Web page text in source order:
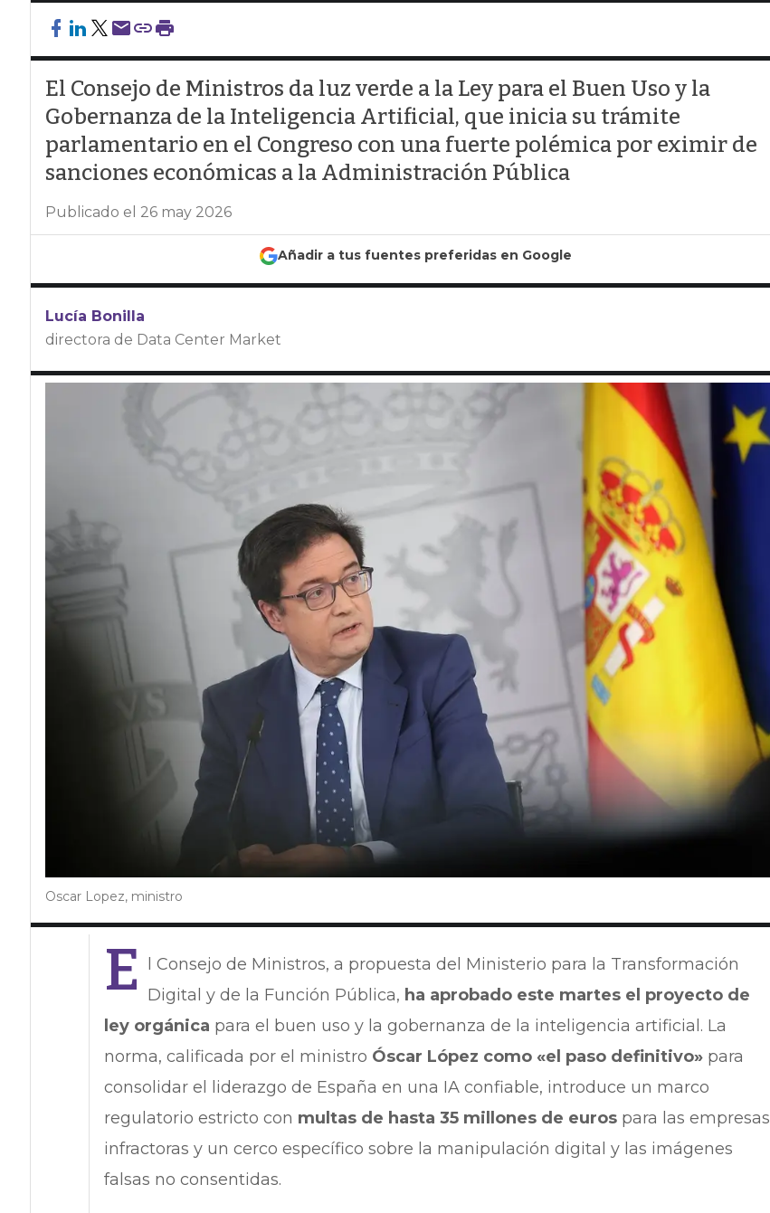
El Consejo de Ministros da luz verde a la Ley para el Buen Uso y la
Gobernanza de la Inteligencia Artificial, que inicia su trámite
parlamentario en el Congreso con una fuerte polémica por eximir de
sanciones económicas a la Administración Pública
Publicado el 26 may 2026
Añadir a tus fuentes preferidas en Google
Lucía Bonilla
directora de Data Center Market
Oscar Lopez, ministro
E
l Consejo de Ministros, a propuesta del Ministerio para la Transformación
Digital y de la Función Pública, ha aprobado este martes el proyecto de
ley orgánica para el buen uso y la gobernanza de la inteligencia artificial. La
norma, calificada por el ministro Óscar López como «el paso definitivo» para
consolidar el liderazgo de España en una IA confiable, introduce un marco
regulatorio estricto con multas de hasta 35 millones de eurospara las empresas
infractoras y un cerco específico sobre la manipulación digital y las imágenes
falsas no consentidas.